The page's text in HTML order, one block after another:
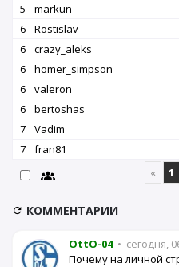
5
markun
6
Rostislav
6
crazy_aleks
6
homer_simpson
6
valeron
6
bertoshas
7
Vadim
7
fran81
«
1
КОММЕНТАРИИ
OttO-04 • сегодня,
Почему на личной